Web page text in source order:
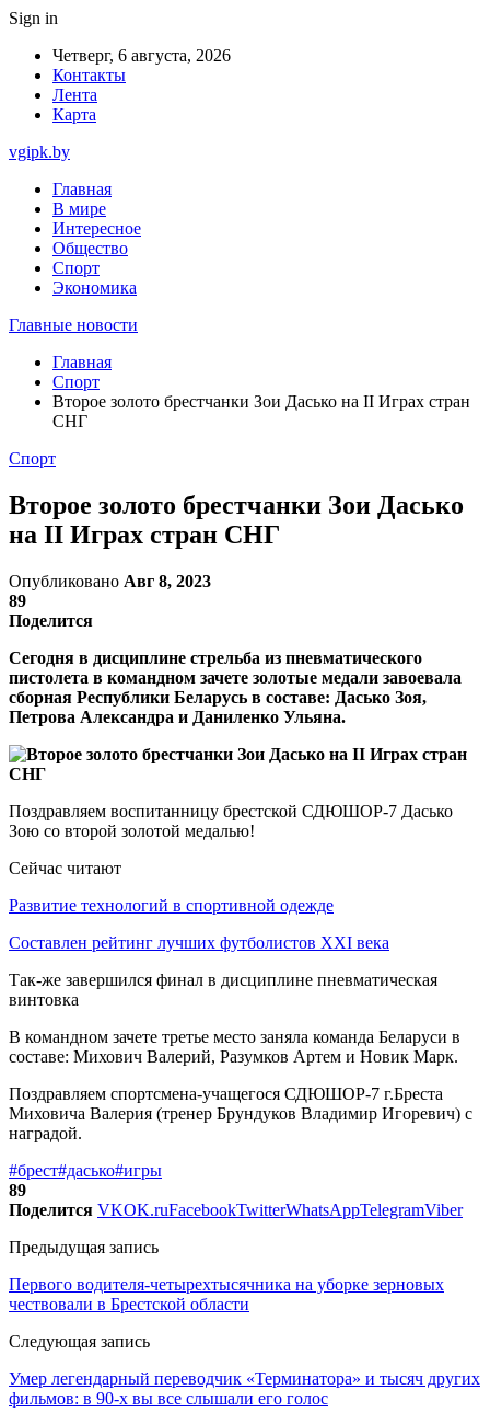
Sign in
Четверг, 6 августа, 2026
Контакты
Лента
Карта
vgipk.by
Главная
В мире
Интересное
Общество
Спорт
Экономика
Главные новости
Главная
Спорт
Второе золото брестчанки Зои Дасько на II Играх стран
СНГ
Спорт
Второе золото брестчанки Зои Дасько
на II Играх стран СНГ
Опубликовано Авг 8, 2023
89
Поделится
Сегодня в дисциплине стрельба из пневматического
пистолета в командном зачете золотые медали завоевала
сборная Республики Беларусь в составе: Дасько Зоя,
Петрова Александра и Даниленко Ульяна.
Поздравляем воспитанницу брестской СДЮШОР-7 Дасько
Зою со второй золотой медалью!
Сейчас читают
Развитие технологий в спортивной одежде
Составлен рейтинг лучших футболистов XXI века
Так-же завершился финал в дисциплине пневматическая
винтовка
В командном зачете третье место заняла команда Беларуси в
составе: Михович Валерий, Разумков Артем и Новик Марк.
Поздравляем спортсмена-учащегося СДЮШОР-7 г.Бреста
Миховича Валерия (тренер Брундуков Владимир Игоревич) с
наградой.
#брест#дасько#игры
89
Поделится VKOK.ruFacebookTwitterWhatsAppTelegramViber
Предыдущая запись
Первого водителя-четырехтысячника на уборке зерновых
чествовали в Брестской области
Следующая запись
Умер легендарный переводчик «Терминатора» и тысяч других
фильмов: в 90-х вы все слышали его голос